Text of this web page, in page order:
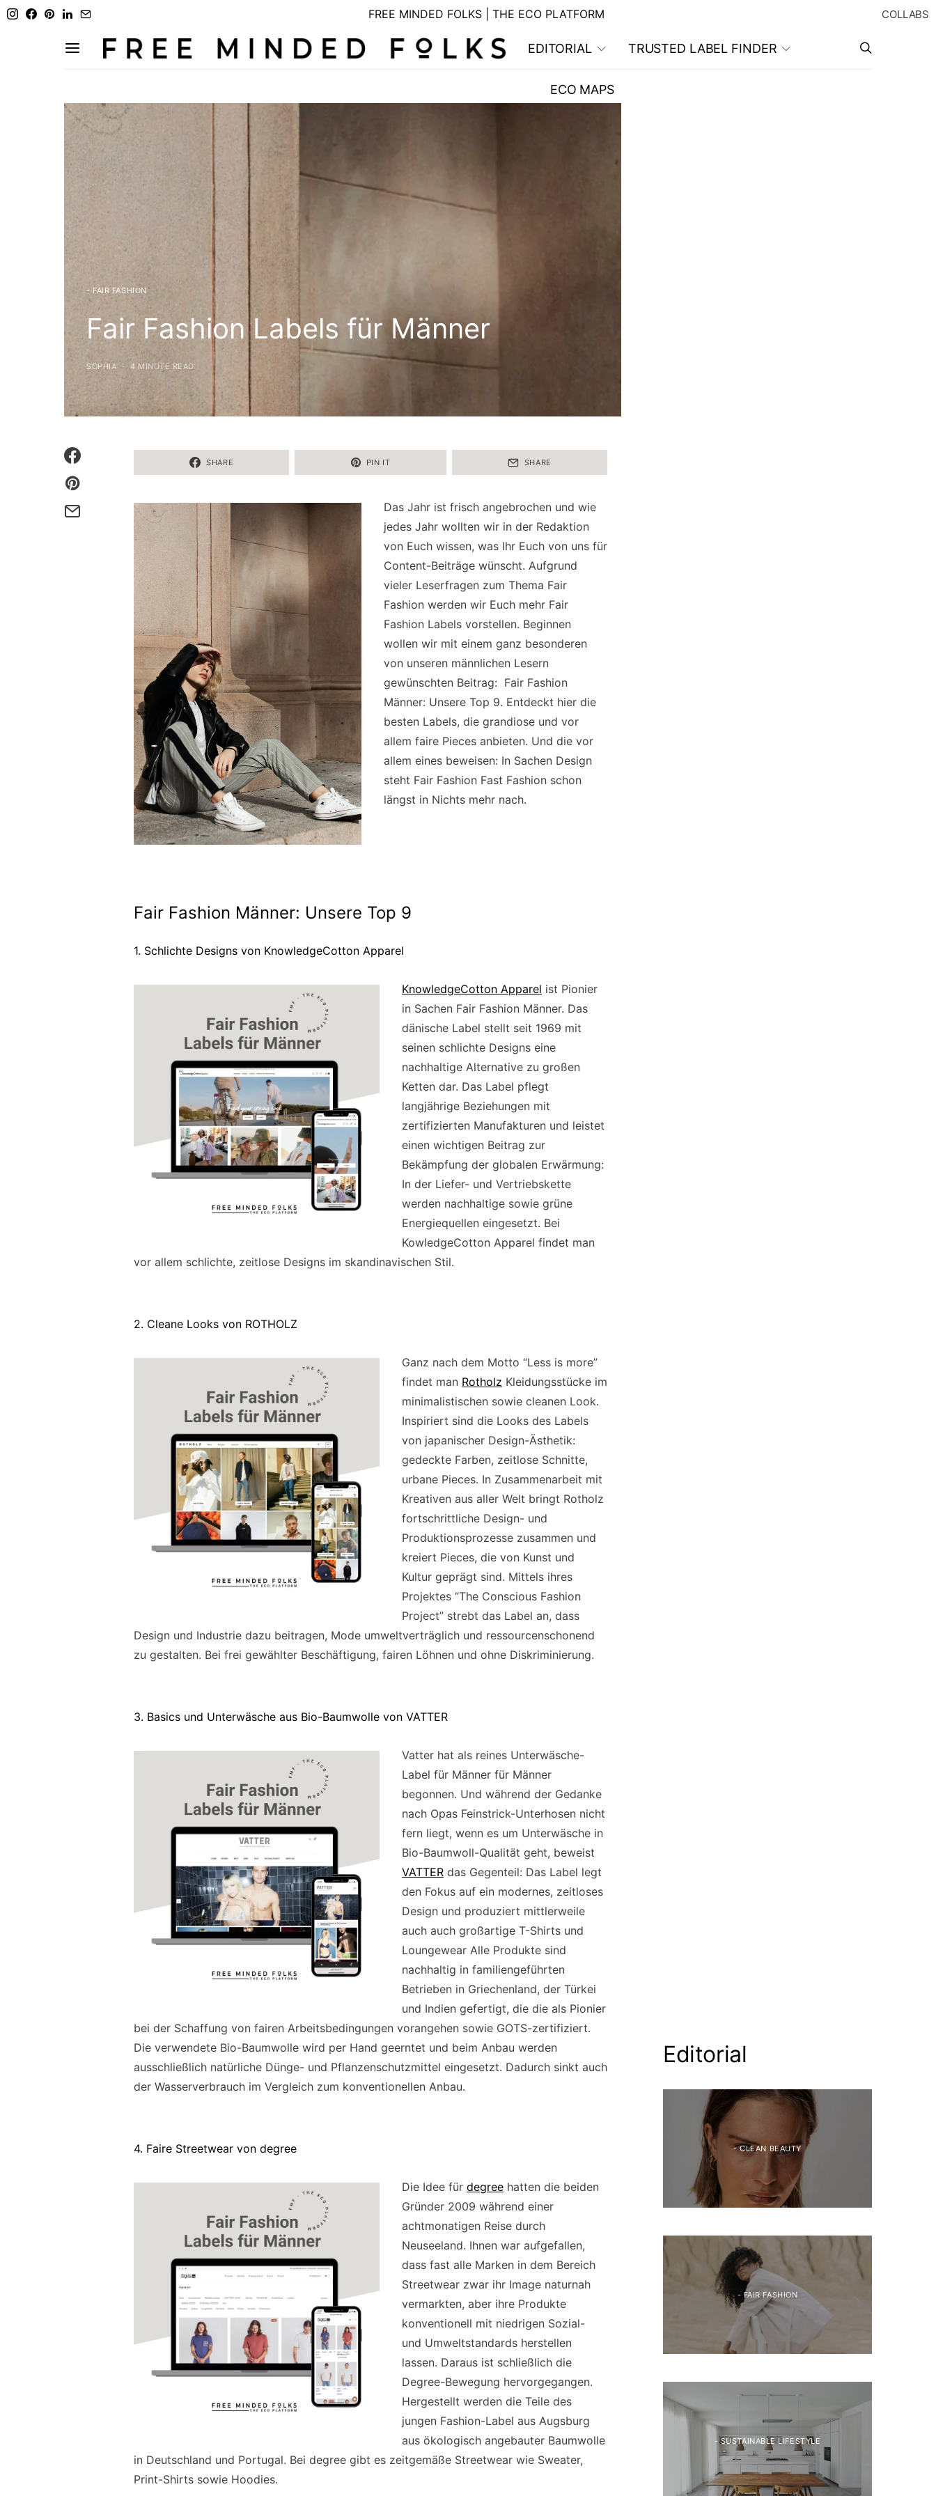
FREE MINDED FOLKS | THE ECO PLATFORM COLLABS
EDITORIAL TRUSTED LABEL FINDER
ECO MAPS
- FAIR FASHION
Fair Fashion Labels für Männer
SOPHIA 4 MINUTE READ
SHARE PIN IT SHARE
Das Jahr ist frisch angebrochen und wie
jedes Jahr wollten wir in der Redaktion
von Euch wissen, was Ihr Euch von uns für
Content-Beiträge wünscht. Aufgrund
vieler Leserfragen zum Thema Fair
Fashion werden wir Euch mehr Fair
Fashion Labels vorstellen. Beginnen
wollen wir mit einem ganz besonderen
von unseren männlichen Lesern
gewünschten Beitrag: Fair Fashion
Männer: Unsere Top 9. Entdeckt hier die
besten Labels, die grandiose und vor
allem faire Pieces anbieten. Und die vor
allem eines beweisen: In Sachen Design
steht Fair Fashion Fast Fashion schon
längst in Nichts mehr nach.
Fair Fashion Männer: Unsere Top 9
1. Schlichte Designs von KnowledgeCotton Apparel
KnowledgeCotton Apparel ist Pionier
in Sachen Fair Fashion Männer. Das
dänische Label stellt seit 1969 mit
seinen schlichte Designs eine
nachhaltige Alternative zu großen
Ketten dar. Das Label pflegt
langjährige Beziehungen mit
zertifizierten Manufakturen und leistet
einen wichtigen Beitrag zur
Bekämpfung der globalen Erwärmung:
In der Liefer- und Vertriebskette
werden nachhaltige sowie grüne
Energiequellen eingesetzt. Bei
KowledgeCotton Apparel findet man
vor allem schlichte, zeitlose Designs im skandinavischen Stil.
2. Cleane Looks von ROTHOLZ
Ganz nach dem Motto “Less is more”
findet man Rotholz Kleidungsstücke im
minimalistischen sowie cleanen Look.
Inspiriert sind die Looks des Labels
von japanischer Design-Ästhetik:
gedeckte Farben, zeitlose Schnitte,
urbane Pieces. In Zusammenarbeit mit
Kreativen aus aller Welt bringt Rotholz
fortschrittliche Design- und
Produktionsprozesse zusammen und
kreiert Pieces, die von Kunst und
Kultur geprägt sind. Mittels ihres
Projektes “The Conscious Fashion
Project” strebt das Label an, dass
Design und Industrie dazu beitragen, Mode umweltverträglich und ressourcenschonend
zu gestalten. Bei frei gewählter Beschäftigung, fairen Löhnen und ohne Diskriminierung.
3. Basics und Unterwäsche aus Bio-Baumwolle von VATTER
Vatter hat als reines Unterwäsche-
Label für Männer für Männer
begonnen. Und während der Gedanke
nach Opas Feinstrick-Unterhosen nicht
fern liegt, wenn es um Unterwäsche in
Bio-Baumwoll-Qualität geht, beweist
VATTER das Gegenteil: Das Label legt
den Fokus auf ein modernes, zeitloses
Design und produziert mittlerweile
auch auch großartige T-Shirts und
Loungewear Alle Produkte sind
nachhaltig in familiengeführten
Betrieben in Griechenland, der Türkei
und Indien gefertigt, die die als Pionier
bei der Schaffung von fairen Arbeitsbedingungen vorangehen sowie GOTS-zertifiziert.
Die verwendete Bio-Baumwolle wird per Hand geerntet und beim Anbau werden
ausschließlich natürliche Dünge- und Pflanzenschutzmittel eingesetzt. Dadurch sinkt auch
der Wasserverbrauch im Vergleich zum konventionellen Anbau.
4. Faire Streetwear von degree
Die Idee für degree hatten die beiden
Gründer 2009 während einer
achtmonatigen Reise durch
Neuseeland. Ihnen war aufgefallen,
dass fast alle Marken in dem Bereich
Streetwear zwar ihr Image naturnah
vermarkten, aber ihre Produkte
konventionell mit niedrigen Sozial-
und Umweltstandards herstellen
lassen. Daraus ist schließlich die
Degree-Bewegung hervorgegangen.
Hergestellt werden die Teile des
jungen Fashion-Label aus Augsburg
aus ökologisch angebauter Baumwolle
in Deutschland und Portugal. Bei degree gibt es zeitgemäße Streetwear wie Sweater,
Print-Shirts sowie Hoodies.
Editorial
- CLEAN BEAUTY
- FAIR FASHION
- SUSTAINABLE LIFESTYLE